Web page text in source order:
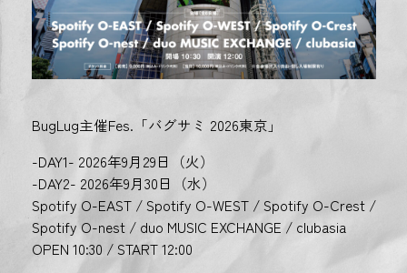
BugLug主催Fes.「バグサミ 2026東京」
-DAY1- 2026年9月29日（火）
-DAY2- 2026年9月30日（水）
Spotify O-EAST / Spotify O-WEST / Spotify O-Crest /
Spotify O-nest / duo MUSIC EXCHANGE / clubasia
OPEN 10:30 / START 12:00